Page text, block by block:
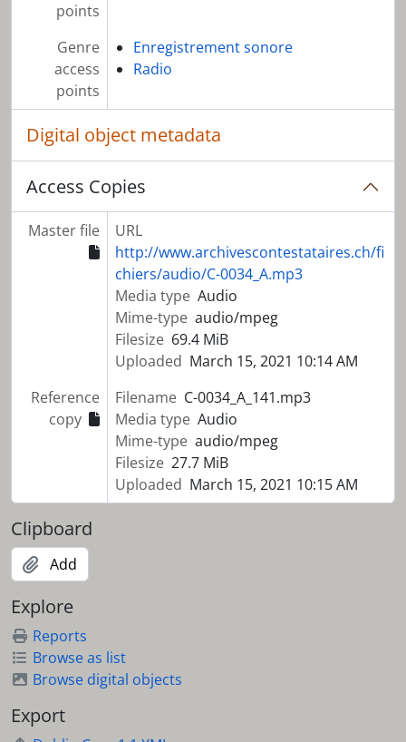
points
Genre
access
points
Enregistrement sonore
Radio
Digital object metadata
Access Copies
Master file
URL
http://www.archivescontestataires.ch/fi
chiers/audio/C-0034_A.mp3
Media type Audio
Mime-type audio/mpeg
Filesize 69.4 MiB
Uploaded March 15, 2021 10:14 AM
Reference
copy
Filename C-0034_A_141.mp3
Media type Audio
Mime-type audio/mpeg
Filesize 27.7 MiB
Uploaded March 15, 2021 10:15 AM
Clipboard
Add
Explore
Reports
Browse as list
Browse digital objects
Export